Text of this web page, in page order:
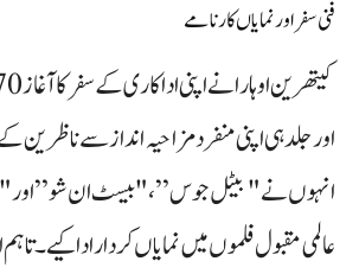
فنی سفر اور نمایاں کارنامے
اور جلد ہی اپنی منفرد مزاحیہ انداز سے
انہوں نے "بیٹل جوس”، "بیسٹ ان شو” اور
عالمی مقبول فلموں میں نمایاں کردار ادا کیے۔